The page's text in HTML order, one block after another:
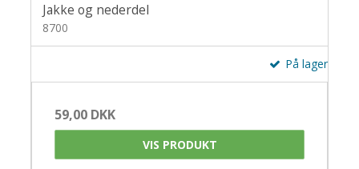
Jakke og nederdel
8700
På lager
59,00 DKK
VIS PRODUKT